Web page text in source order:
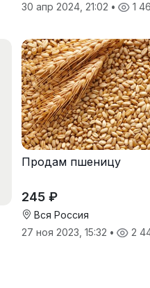
30 апр 2024, 21:02 • 1
Продам пшеницу
245 ₽
Вся Россия
27 ноя 2023, 15:32 • 2